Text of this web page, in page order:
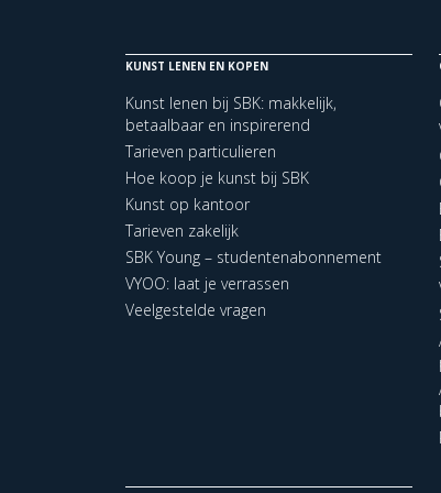
KUNST LENEN EN KOPEN
Kunst lenen bij SBK: makkelijk,
betaalbaar en inspirerend
Tarieven particulieren
Hoe koop je kunst bij SBK
Kunst op kantoor
Tarieven zakelijk
SBK Young – studentenabonnement
VYOO: laat je verrassen
Veelgestelde vragen